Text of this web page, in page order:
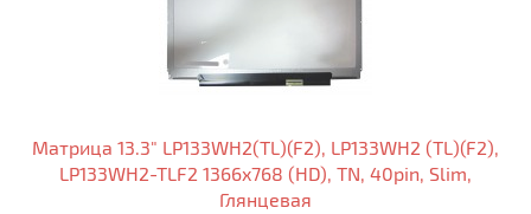
Матрица 13.3" LP133WH2(TL)(F2), LP133WH2 (TL)(F2),
LP133WH2-TLF2 1366x768 (HD), TN, 40pin, Slim,
Глянцевая